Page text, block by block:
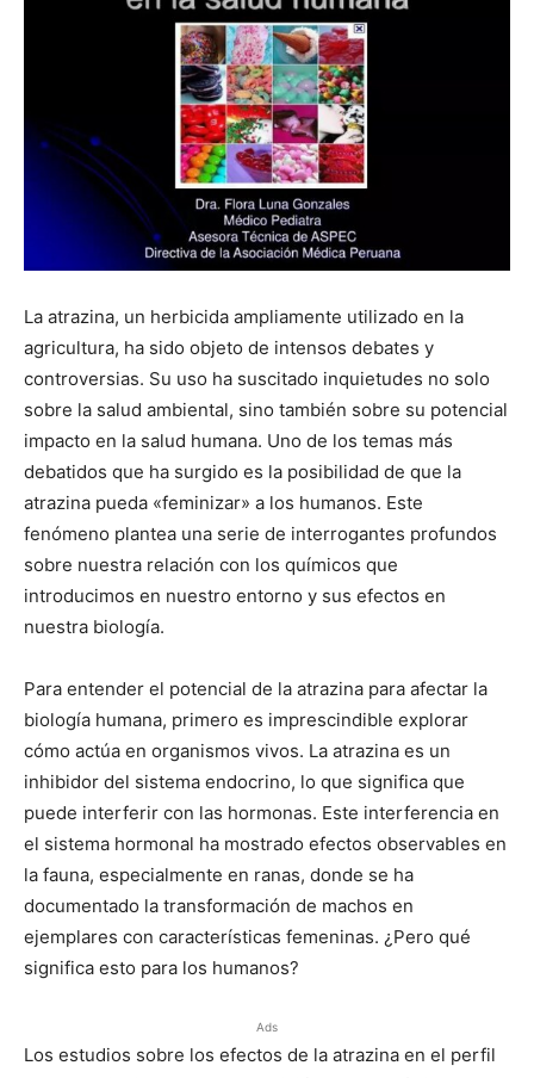
La atrazina, un herbicida ampliamente utilizado en la
agricultura, ha sido objeto de intensos debates y
controversias. Su uso ha suscitado inquietudes no solo
sobre la salud ambiental, sino también sobre su potencial
impacto en la salud humana. Uno de los temas más
debatidos que ha surgido es la posibilidad de que la
atrazina pueda «feminizar» a los humanos. Este
fenómeno plantea una serie de interrogantes profundos
sobre nuestra relación con los químicos que
introducimos en nuestro entorno y sus efectos en
nuestra biología.
Para entender el potencial de la atrazina para afectar la
biología humana, primero es imprescindible explorar
cómo actúa en organismos vivos. La atrazina es un
inhibidor del sistema endocrino, lo que significa que
puede interferir con las hormonas. Este interferencia en
el sistema hormonal ha mostrado efectos observables en
la fauna, especialmente en ranas, donde se ha
documentado la transformación de machos en
ejemplares con características femeninas. ¿Pero qué
significa esto para los humanos?
Ads
Los estudios sobre los efectos de la atrazina en el perfil